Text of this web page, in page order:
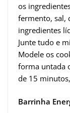
os
fermento, sal,
ingredientes
Junte tudo e
Modele os
forma untada
de 15
Barrinha